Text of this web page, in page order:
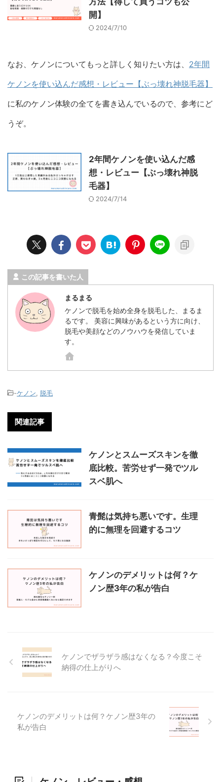
開】
2024/7/10
なお、ケノンについてもっと詳しく知りたい方は、 2年間
ケノンを使い込んだ感想・レビュー【ぶっ壊れ神脱毛器】
に私のケノン体験の全てを書き込んでいるので、参考にど
うぞ。
2年間ケノンを使い込んだ感
想・レビュー【ぶっ壊れ神脱
毛器】
2024/7/14
この記事を書いた人
まるまる
ケノンで脱毛を始め全身を脱毛した、まるま
るです。 美容に興味があるという方に向け、
脱毛や美顔などのノウハウを発信していま
す。
-ケノン 脱毛
関連記事
ケノンとスムーズスキンを徹
底比較。苦労せず一発でツル
スベ肌へ
青髭は気持ち悪いです。生理
的に無理を回避するコツ
ケノンのデメリットは何？ケ
ノン歴3年の私が告白
ケノンでザラザラ感はなくなる？今度こそ
納得の仕上がりへ
ケノンのデメリットは何？ケノン歴3年の
私が告白